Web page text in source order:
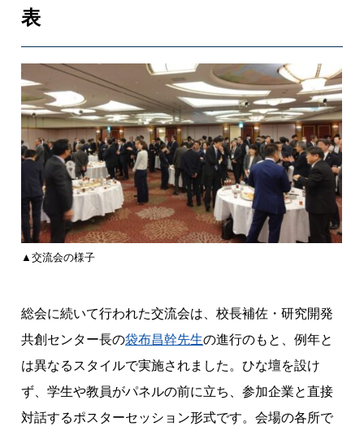
表
▲交流会の様子
総会に続いて行われた交流会は、校長補佐・研究開発
共創センター長の袋布昌幹先生の進行のもと、例年と
は異なるスタイルで実施されました。ひな壇を設け
ず、学生や教員がパネルの前に立ち、参加企業と直接
対話するポスターセッション形式です。会場の各所で